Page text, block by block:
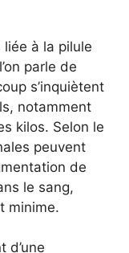
à la pilule
parle de
s’inquiètent
notamment
kilos. Selon le
peuvent
de
le sang,
minime.
d’une